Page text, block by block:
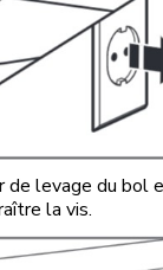
de levage du bol
la vis.